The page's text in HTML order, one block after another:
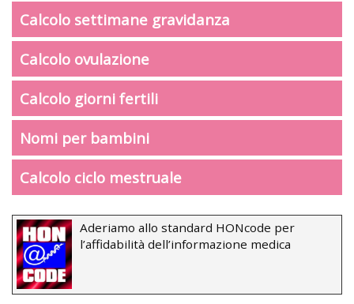
Calcolo settimane gravidanza
Calcolo ovulazione
Calcolo giorni fertili
Nomi per bambini
Calcolo ciclo mestruale
Aderiamo allo standard HONcode per
l’affidabilità dell’informazione medica